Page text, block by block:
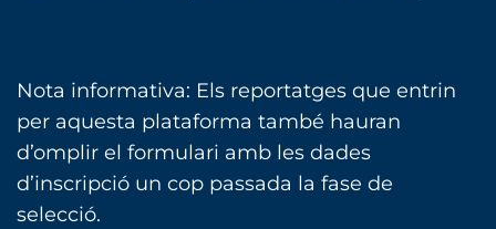
Nota informativa: Els reportatges que entrin
per aquesta plataforma també hauran
d’omplir el formulari amb les dades
d’inscripció un cop passada la fase de
selecció.